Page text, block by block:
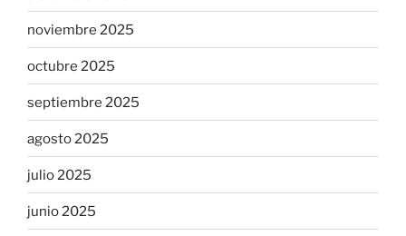
noviembre 2025
octubre 2025
septiembre 2025
agosto 2025
julio 2025
junio 2025